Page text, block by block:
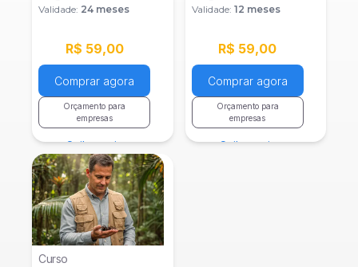
Validade: 24 meses
R$ 59,00
Comprar agora
Orçamento para
empresas
Saiba mais
Validade: 12 meses
R$ 59,00
Comprar agora
Orçamento para
empresas
Saiba mais
Curso